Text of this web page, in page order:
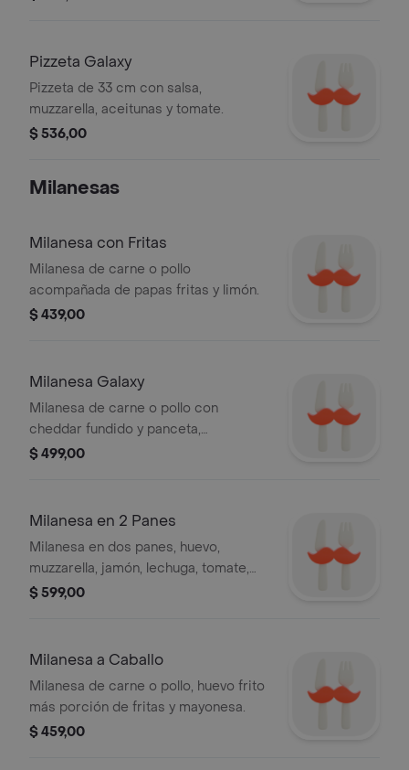
Pizzeta Galaxy
Pizzeta de 33 cm con salsa,
muzzarella, aceitunas y tomate.
$ 536,00
Milanesas
Milanesa con Fritas
Milanesa de carne o pollo
acompañada de papas fritas y limón.
$ 439,00
Milanesa Galaxy
Milanesa de carne o pollo con
cheddar fundido y panceta,
acompañada de papas fritas.
$ 499,00
Milanesa en 2 Panes
Milanesa en dos panes, huevo,
muzzarella, jamón, lechuga, tomate,
aceitunas, morrón, mayonesa y fritas.
$ 599,00
Milanesa a Caballo
Milanesa de carne o pollo, huevo frito
más porción de fritas y mayonesa.
$ 459,00